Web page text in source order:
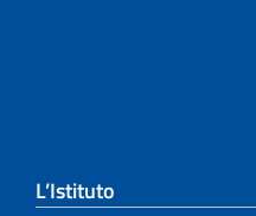
L’Istituto